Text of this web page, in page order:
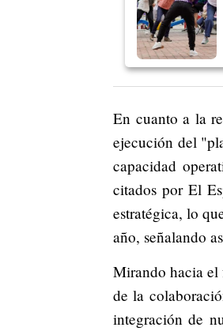
En cuanto a la
ejecución del
capacidad
citados por El
estratégica, lo
año, señalando
Mirando hacia el
de la
integración de